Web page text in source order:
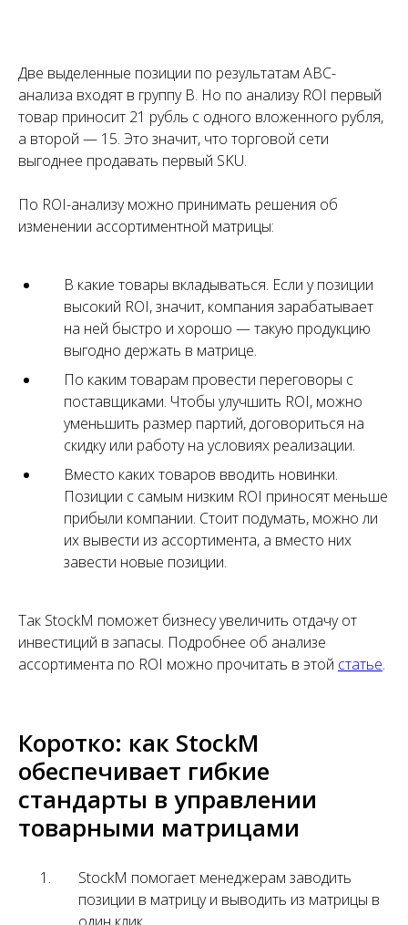
Две выделенные позиции по результатам ABC-
анализа входят в группу B. Но по анализу ROI первый
товар приносит 21 рубль с одного вложенного рубля,
а второй — 15. Это значит, что торговой сети
выгоднее продавать первый SKU.
По ROI-анализу можно принимать решения об
изменении ассортиментной матрицы:
В какие товары вкладываться. Если у позиции
высокий ROI, значит, компания зарабатывает
на ней быстро и хорошо — такую продукцию
выгодно держать в матрице.
По каким товарам провести переговоры с
поставщиками. Чтобы улучшить ROI, можно
уменьшить размер партий, договориться на
скидку или работу на условиях реализации.
Вместо каких товаров вводить новинки.
Позиции с самым низким ROI приносят меньше
прибыли компании. Стоит подумать, можно ли
их вывести из ассортимента, а вместо них
завести новые позиции.
Так StockM поможет бизнесу увеличить отдачу от
инвестиций в запасы. Подробнее об анализе
ассортимента по ROI можно прочитать в этой статье.
Коротко: как StockM
обеспечивает гибкие
стандарты в управлении
товарными матрицами
StockM помогает менеджерам заводить
позиции в матрицу и выводить из матрицы в
один клик.